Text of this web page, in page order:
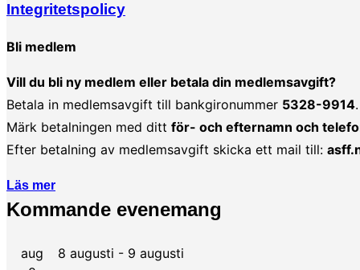
Integritetspolicy
Bli medlem
Vill du bli ny medlem eller betala din medlemsavgift?
Betala in medlemsavgift till bankgironummer 5328-9914.
Märk betalningen med ditt för- och efternamn och
Efter betalning av medlemsavgift skicka ett mail till:
Läs mer
Kommande evenemang
aug
8 augusti - 9 augusti